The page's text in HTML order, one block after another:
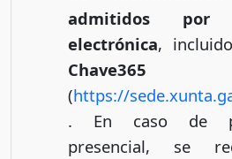
admitidos
electrónica,
Chave365
(https://
. En caso de
presencial, se